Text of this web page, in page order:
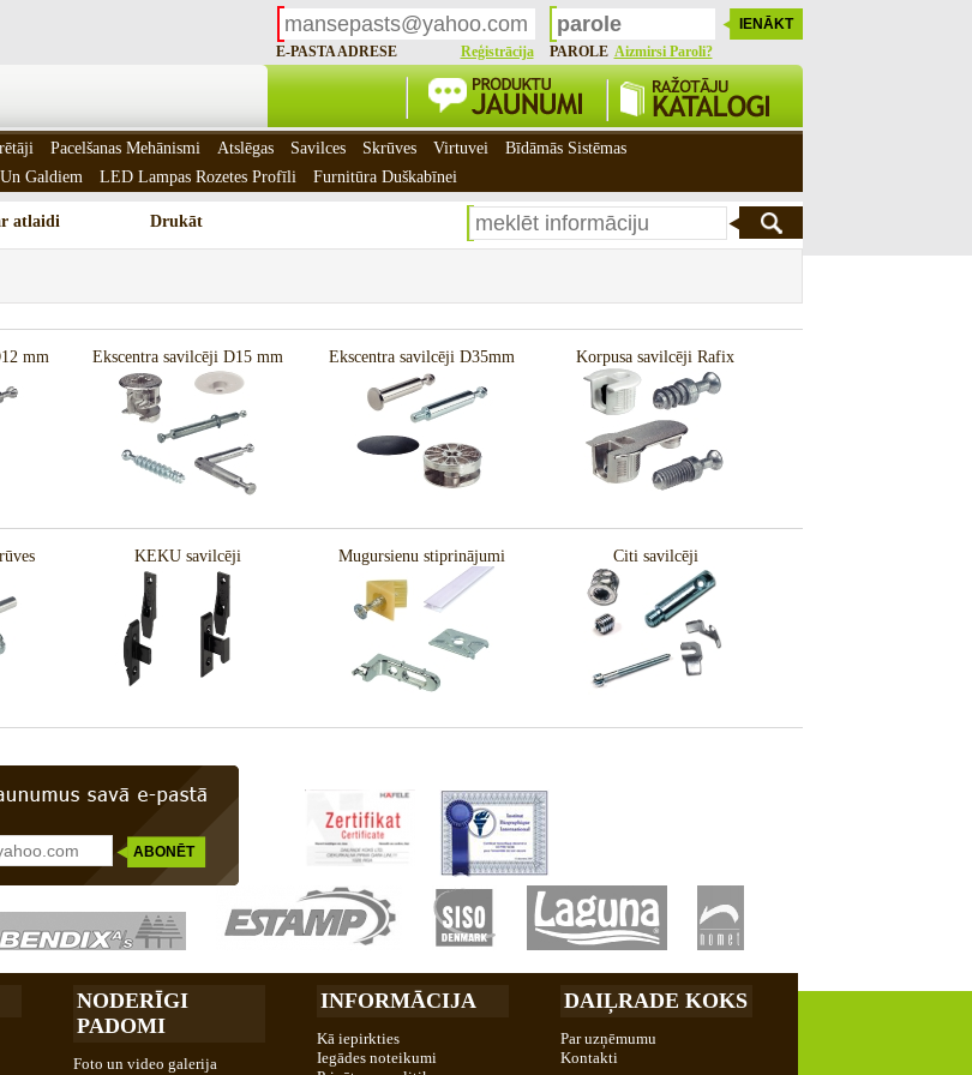
E-PASTA ADRESE Reģistrācija PAROLE Aizmirsi Paroli?
atlaidi Drukāt
mm Ekscentra savilcēji D15 mm Ekscentra savilcēji D35mm Korpusa savilcēji Rafix
KEKU savilcēji Mugursienu stiprinājumi Citi savilcēji
Pacelšanas Mehānismi Atslēgas Savilces Skrūves Virtuvei
Bīdāmās Sistēmas
Galdiem LED Lampas Rozetes Profīli Furnitūra Duškabīnei
NODERĪGI
PADOMI
Foto un video galerija
INFORMĀCIJA
Kā iepirkties
Iegādes noteikumi
DAIĻRADE KOKS
Par uzņēmumu
Kontakti